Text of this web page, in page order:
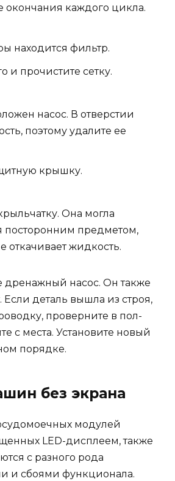
окончания каждого цикла.
находится фильтр.
и прочистите сетку.
насос. В отверстии
поэтому удалите ее
крышку.
Она могла
посторонним предметом,
откачивает жидкость.
дренажный насос. Он также
Если деталь вышла из строя,
проверните в пол-
с места. Установите новый
порядке.
без экрана
модулей
LED-дисплеем, также
с разного рода
и сбоями функционала.